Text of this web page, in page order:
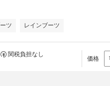
ツ レインブーツ
関税負担なし
価格